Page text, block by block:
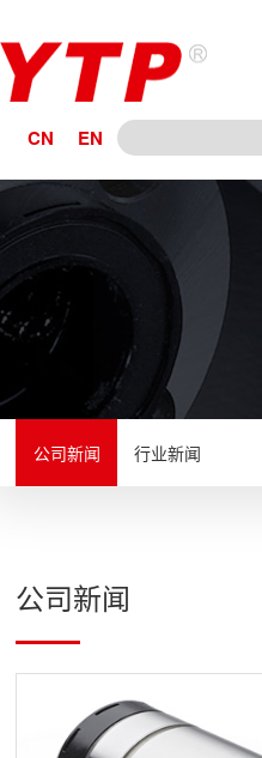
CN EN
公司新闻 行业新闻
公司新闻